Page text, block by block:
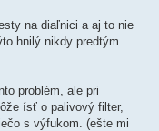
na diaľnici a aj to nie
hnilý nikdy predtým
problém, ale pri
ísť o palivový filter,
s výfukom. (ešte mi